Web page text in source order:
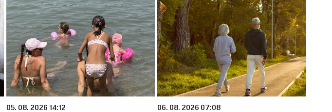
05. 08. 2026 14:12 06. 08. 2026 07:08